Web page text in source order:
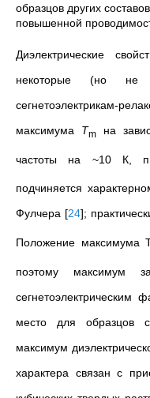
образцов других
повышенной
Диэлектрические
некоторые (но не
максимума Tm на
частоты на ~10 К,
подчиняется
Фулчера [24];
Положение максимума
поэтому максимум
сегнетоэлектрическим
место для образцов
максимум
характера связан с